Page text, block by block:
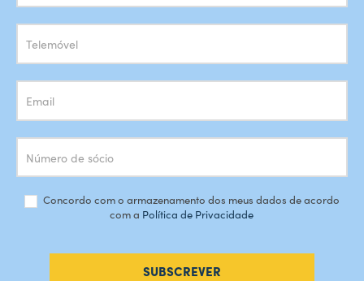
Newsletter
Concordo com o armazenamento dos meus dados de acordo
com a Política de Privacidade
SUBSCREVER